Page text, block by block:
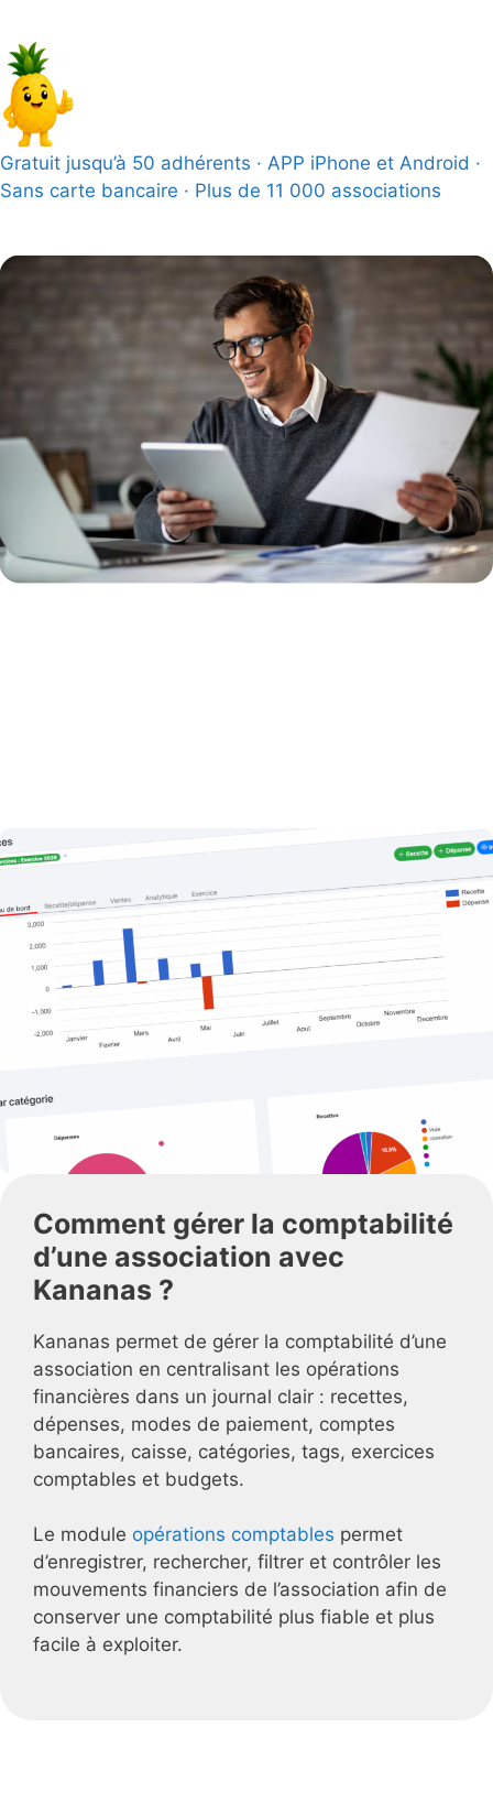
Gratuit jusqu’à 50 adhérents · APP iPhone et Android ·
Sans carte bancaire · Plus de 11 000 associations
Comment gérer la comptabilité
d’une association avec
Kananas ?
Kananas permet de gérer la comptabilité d’une
association en centralisant les opérations
financières dans un journal clair : recettes,
dépenses, modes de paiement, comptes
bancaires, caisse, catégories, tags, exercices
comptables et budgets.
Le module opérations comptables permet
d’enregistrer, rechercher, filtrer et contrôler les
mouvements financiers de l’association afin de
conserver une comptabilité plus fiable et plus
facile à exploiter.